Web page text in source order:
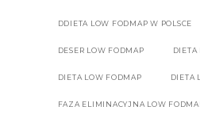
DDIETA LOW FODMAP W POLSCE
DESER LOW FODMAP DIETA
DIETA LOW FODMAP DIETA
FAZA ELIMINACYJNA LOW